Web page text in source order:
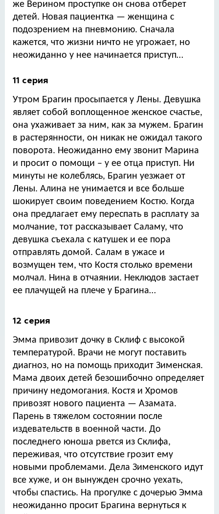
же Верином проступке он снова отберет
детей. Новая пациентка — женщина с
подозрением на пневмонию. Сначала
кажется, что жизни ничто не угрожает, но
неожиданно у нее начинается приступ…
11 серия
Утром Брагин просыпается у Лены. Девушка
являет собой воплощенное женское счастье,
она ухаживает за ним, как за мужем. Брагин
в растерянности, он никак не ожидал такого
поворота. Неожиданно ему звонит Марина
и просит о помощи – у ее отца приступ. Ни
минуты не колеблясь, Брагин уезжает от
Лены. Алина не унимается и все больше
шокирует своим поведением Костю. Когда
она предлагает ему переспать в расплату за
молчание, тот рассказывает Саламу, что
девушка съехала с катушек и ее пора
отправлять домой. Салам в ужасе и
возмущен тем, что Костя столько времени
молчал. Нина в отчаянии. Неклюдов застает
ее плачущей на плече у Брагина…
12 серия
Эмма привозит дочку в Склиф с высокой
температурой. Врачи не могут поставить
диагноз, но на помощь приходит Зименская.
Мама двоих детей безошибочно определяет
причину недомогания. Костя и Хромов
привозят нового пациента — Азамата.
Парень в тяжелом состоянии после
издевательств в военной части. До
последнего юноша рвется из Склифа,
переживая, что отсутствие грозит ему
новыми проблемами. Дела Зименского идут
все хуже, и он вынужден срочно уехать,
чтобы спастись. На прогулке с дочерью Эмма
неожиданно просит Брагина вернуться к